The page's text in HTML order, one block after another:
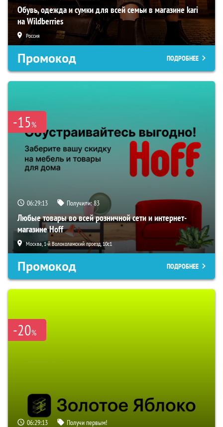
Обувь, одежда и сумки для всей семьи в магазине kari
на Wildberries
Россия
Промокод ПОДРОБНЕЕ
-15%
06:29:12 Получили:83
Любые товары во всей розничной сети и интернет-
магазине Hoff
Москва, 1-й Волоколамский проезд, 10с1
Промокод ПОДРОБНЕЕ
-20%
06:29:12 Получи первым!